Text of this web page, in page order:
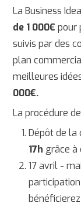
La Business
de 1 000€ pour
suivis par des
plan
meilleures
000€.
La procédure
Dépôt de la
17h grâce à
17 avril -